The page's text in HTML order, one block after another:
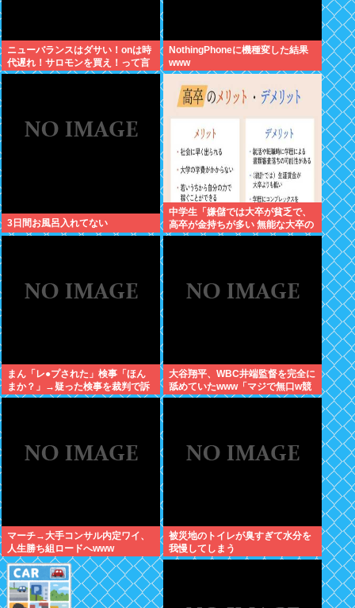
ニューバランスはダサい！onは時
代遅れ！サロモンを買え！って言
われたから買ったんやが
NothingPhoneに機種変した結果
www
3日間お風呂入れてない
中学生「嫌儲では大卒が貧乏で、
高卒が金持ちが多い 無能な大卒の
集まりw」エックスで一万いいね
まん「レ●プされた」検事「ほん
まか？」→疑った検事を裁判で訴
える
大谷翔平、WBC井端監督を完全に
舐めていたwww「マジで無口w競
馬の話しかしないわ」と日本代表
マーチ→大手コンサル内定ワイ、
人生勝ち組ロードへwww
被災地のトイレが臭すぎて水分を
我慢してしまう